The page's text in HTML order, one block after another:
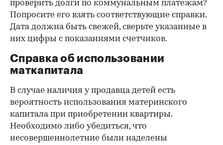
проверить долги по коммунальным платежам?
Попросите его взять соответствующие справки.
Дата должна быть свежей, сверьте указанные в
них цифры с показаниями счетчиков.
Справка об использовании
маткапитала
В случае наличия у продавца детей есть
вероятность использования материнского
капитала при приобретении квартиры.
Необходимо либо убедиться, что
несовершеннолетние были наделены